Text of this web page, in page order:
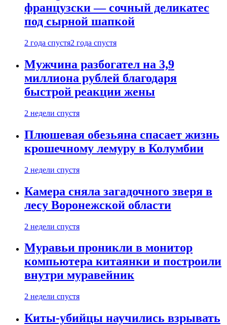
французски — сочный деликатес
под сырной шапкой
2 года спустя2 года спустя
Мужчина разбогател на 3,9
миллиона рублей благодаря
быстрой реакции жены
2 недели спустя
Плюшевая обезьяна спасает жизнь
крошечному лемуру в Колумбии
2 недели спустя
Камера сняла загадочного зверя в
лесу Воронежской области
2 недели спустя
Муравьи проникли в монитор
компьютера китаянки и построили
внутри муравейник
2 недели спустя
Киты-убийцы научились взрывать